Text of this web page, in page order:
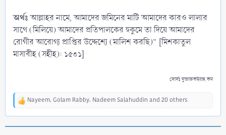
অর্থঃআল্লাহর নামে, আমাদের জমিনের মাটি আমাদের কারও লালার
সাথে (মিলিয়ে) আমাদের প্রতিপালকের হুকুমে তা দিয়ে আমাদের
রোগীর আরোগ্য প্রাপ্তির উদ্দেশ্যে (মালিশ করছি)” [মিশকাতুল
মাসাবীহ (সহীহ): ১৫৩১]
সোর্সঃ দুআরুকইয়াহ.কম
R
Nayeem, Golam Rabby, Nadeem Salahuddin and 20 others